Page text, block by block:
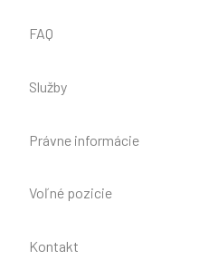
FAQ
Služby
Právne informácie
Voľné pozicie
Kontakt